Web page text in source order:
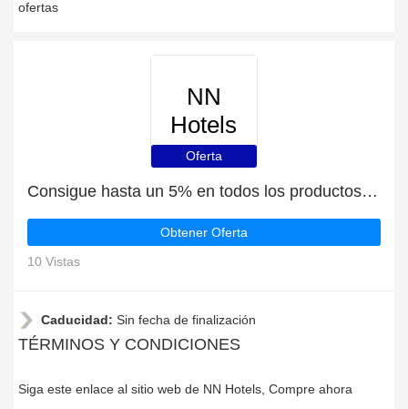
ofertas
NN
Hotels
Oferta
Consigue hasta un 5% en todos los productos | finaliza pronto
Obtener Oferta
10 Vistas
Caducidad: Sin fecha de finalización
TÉRMINOS Y CONDICIONES
Siga este enlace al sitio web de NN Hotels, Compre ahora